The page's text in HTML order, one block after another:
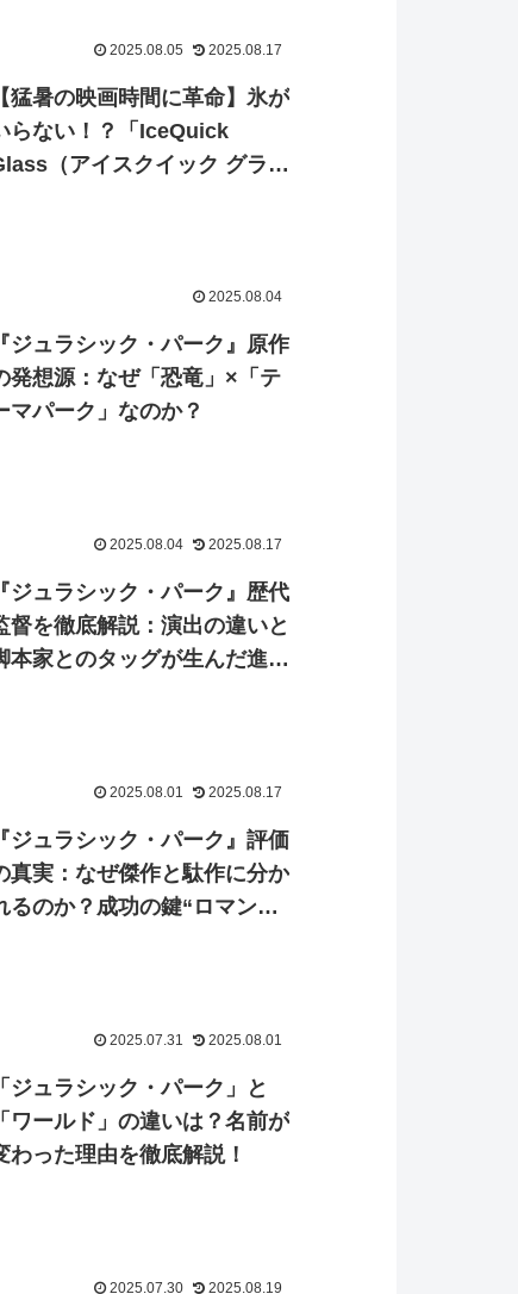
2025.08.05 2025.08.17
【猛暑の映画時間に革命】氷が
らない！？「IceQuick
（アイスクイック グラ
2025.08.04
『ジュラシック・パーク』原作
発想源：なぜ「恐竜」×「テ
マパーク」なのか？
2025.08.04 2025.08.17
『ジュラシック・パーク』歴代
督を徹底解説：演出の違いと
本家とのタッグが生んだ進化
2025.08.01 2025.08.17
『ジュラシック・パーク』評価
真実：なぜ傑作と駄作に分か
るのか？成功の鍵“ロマンと
2025.07.31 2025.08.01
「ジュラシック・パーク」と
「ワールド」の違いは？名前が
わった理由を徹底解説！
2025.07.30 2025.08.19